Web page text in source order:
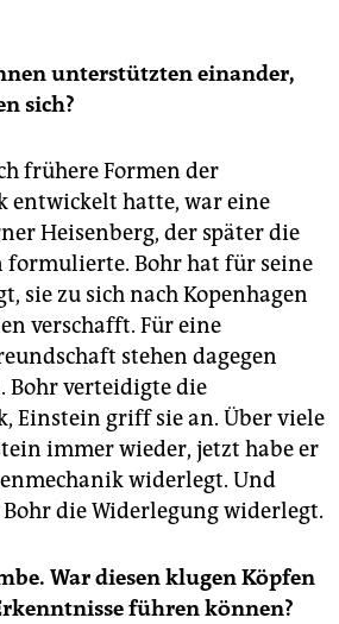
unterstützten einander,
sich?
frühere Formen der
entwickelt hatte, war eine
Heisenberg, der später die
Bohr hat für seine
sie zu sich nach Kopenhagen
verschafft. Für eine
stehen dagegen
Bohr verteidigte die
Einstein griff sie an. Über viele
immer wieder, jetzt habe er
widerlegt. Und
die Widerlegung widerlegt.
War diesen klugen Köpfen
führen können?